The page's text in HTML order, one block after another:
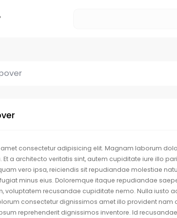
amet consectetur adipisicing elit. Magnam laborum
a architecto veritatis sint, autem cupiditate iure illo
vero ipsa, reiciendis sit repudiandae molestiae
minus eius. Doloremque itaque repudiandae
voluptatem recusandae cupiditate nemo. Nulla iusto
consectetur dignissimos amet illo provident
reprehenderit dignissimos inventore. Id